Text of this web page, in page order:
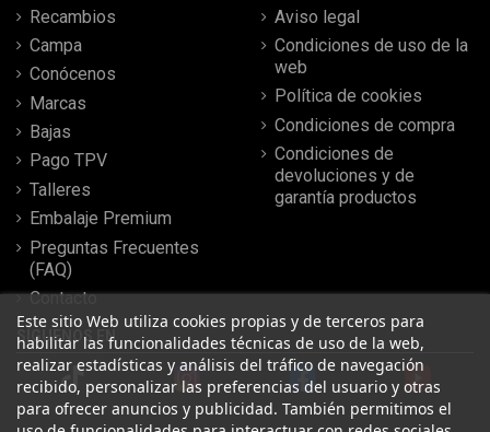
Recambios
Campa
Conócenos
Marcas
Bajas
Pago TPV
Talleres
Embalaje Premium
Preguntas Frecuentes
(FAQ)
Contacto
Aviso legal
Condiciones de uso de la
web
Política de cookies
Condiciones de compra
Condiciones de
devoluciones y de
garantía productos
Este sitio Web utiliza cookies propias y de terceros para
habilitar las funcionalidades técnicas de uso de la web,
realizar estadísticas y análisis del tráfico de navegación
recibido, personalizar las preferencias del usuario y otras
para ofrecer anuncios y publicidad. También permitimos el
SÍGUENOS EN